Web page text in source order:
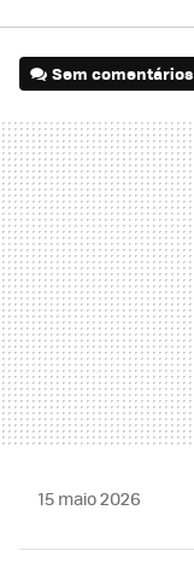
Sem comentários
15 maio 2026